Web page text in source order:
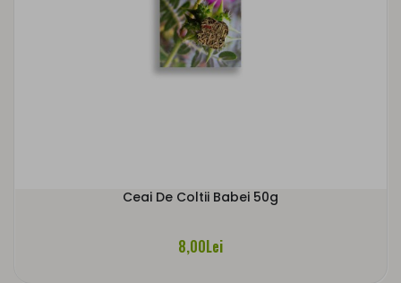
Ceai De Coltii Babei 50g
8,00Lei